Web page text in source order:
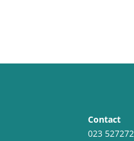
Contact
023